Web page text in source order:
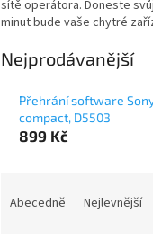
sítě operátora. Doneste
minut bude vaše chytré
Nejprodávanější
Přehrání software
compact, D5503
899 Kč
Abecedně Nejlevnější